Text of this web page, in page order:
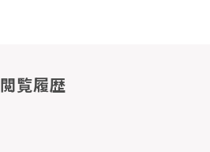
閲覧履歴